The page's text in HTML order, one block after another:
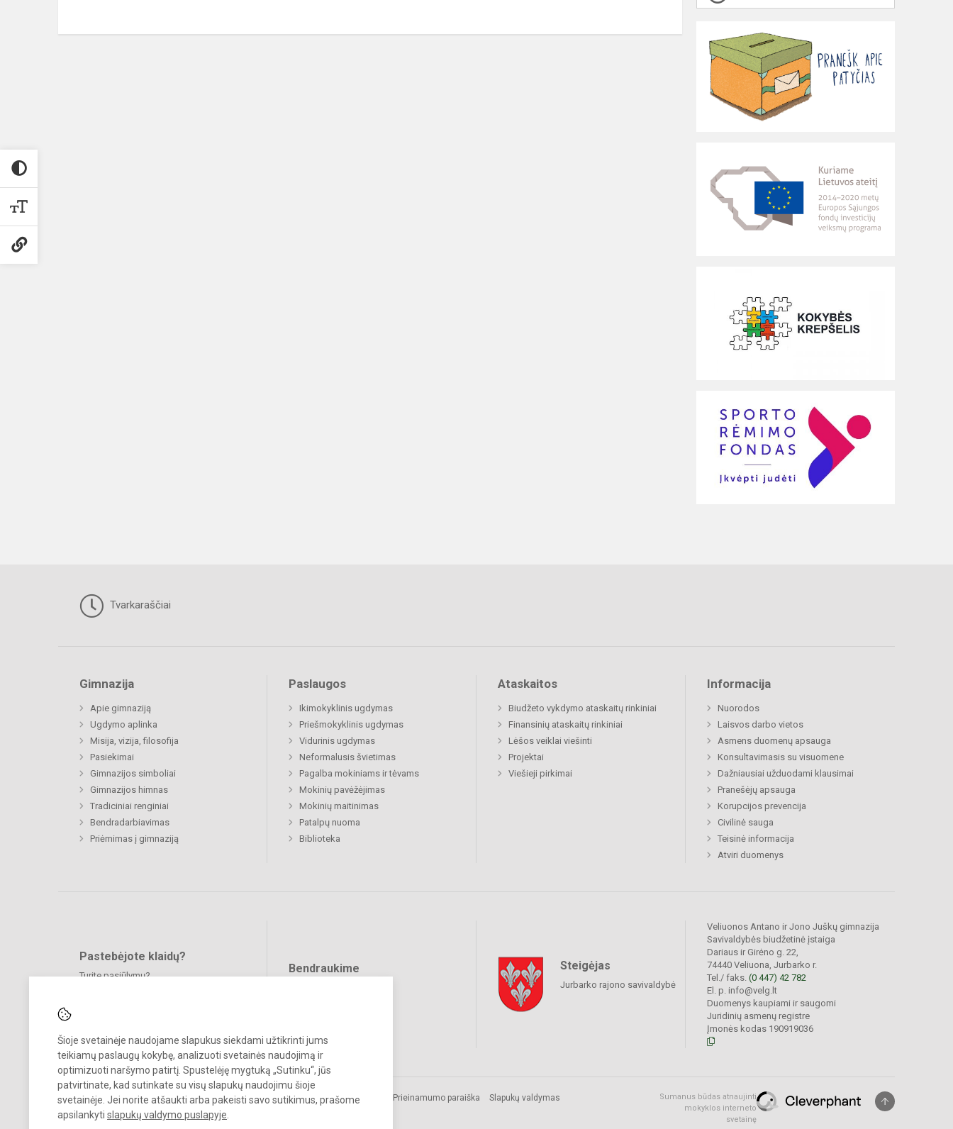
Šioje svetainėje naudojame slapukus siekdami užtikrinti jums
teikiamų paslaugų kokybę, analizuoti svetainės naudojimą ir
optimizuoti naršymo patirtį. Spustelėję mygtuką „Sutinku“, jūs
patvirtinate, kad sutinkate su visų slapukų naudojimu šioje
svetainėje. Jei norite atšaukti arba pakeisti savo sutikimus, prašome
apsilankyti slapukų valdymo puslapyje
Tvarkaraščiai
Gimnazija
Apie gimnaziją
Ugdymo aplinka
Misija, vizija, filosofija
Pasiekimai
Gimnazijos simboliai
Gimnazijos himnas
Tradiciniai renginiai
Bendradarbiavimas
Priėmimas į gimnaziją
Paslaugos
Ikimokyklinis ugdymas
Priešmokyklinis ugdymas
Vidurinis ugdymas
Neformalusis švietimas
Pagalba mokiniams ir tėvams
Mokinių pavėžėjimas
Mokinių maitinimas
Patalpų nuoma
Biblioteka
Ataskaitos
Biudžeto vykdymo ataskaitų rinkiniai
Finansinių ataskaitų rinkiniai
Lėšos veiklai viešinti
Projektai
Viešieji pirkimai
Informacija
Nuorodos
Laisvos darbo vietos
Asmens duomenų apsauga
Konsultavimasis su visuomene
Dažniausiai užduodami klausimai
Pranešėjų apsauga
Korupcijos prevencija
Civilinė sauga
Teisinė informacija
Atviri duomenys
Pastebėjote klaidų?
Turite pasiūlymų?
Bendraukime Steigėjas
Jurbarko rajono savivaldybė
Veliuonos Antano ir Jono Juškų gimnazija
Savivaldybės biudžetinė įstaiga
Dariaus ir Girėno g. 22,
74440 Veliuona, Jurbarko r.
Tel./ faks. (0 447) 42 782
El. p. info@velg.lt
Duomenys kaupiami ir saugomi
Juridinių asmenų registre
Įmonės kodas 190919036
© 2023. Veliuonos Antano ir Jono Juškų gimnazija. Visos teisės
saugomos.
Kopijuoti turinį be raštiško gimnazijos administracijos sutikimo griežtai
Prieinamumo paraiška Slapukų valdymas
Sumanus būdas atnaujinti
mokyklos interneto
svetainę